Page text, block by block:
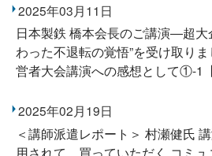
2025年03月11日
日本製鉄 橋本会長のご講演―超大
わった不退転の覚悟”を受け取り
営者大会講演への感想として①-1
2025年02月19日
＜講師派遣レポート＞ 村瀬健氏
用されて 買っていただく コミュ